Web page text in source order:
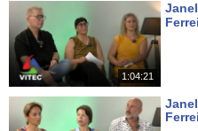
1:04:21